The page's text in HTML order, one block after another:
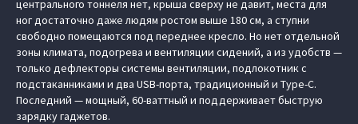
центрального тоннеля нет, крыша сверху не давит, места для
ног достаточно даже людям ростом выше 180 см, а ступни
свободно помещаются под переднее кресло. Но нет отдельной
зоны климата, подогрева и вентиляции сидений, а из удобств —
только дефлекторы системы вентиляции, подлокотник с
подстаканниками и два USB-порта, традиционный и Type-C.
Последний — мощный, 60-ваттный и поддерживает быструю
зарядку гаджетов.